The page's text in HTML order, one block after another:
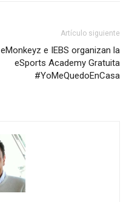
Artículo siguiente
eMonkeyz e IEBS organizan la
eSports Academy Gratuita
#YoMeQuedoEnCasa